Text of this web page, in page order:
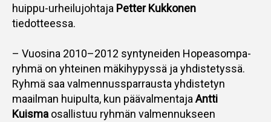
huippu-urheilujohtaja Petter Kukkonen
tiedotteessa.
– Vuosina 2010–2012 syntyneiden Hopeasompa-
ryhmä on yhteinen mäkihypyssä ja yhdistetyssä.
Ryhmä saa valmennussparrausta yhdistetyn
maailman huipulta, kun päävalmentaja Antti
Kuisma osallistuu ryhmän valmennukseen